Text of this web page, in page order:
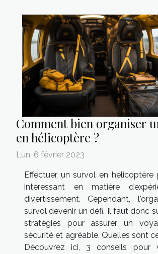
Comment bien organiser
en hélicoptère ?
Lun. 6 février 2023
Effectuer un survol en hélicoptère
intéressant en matière
divertissement. Cependant,
survol devenir un défi. Il faut donc
stratégies pour assurer un
sécurité et agréable. Quelles sont
Découvrez ici, 3 conseils pour